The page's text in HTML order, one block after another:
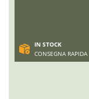
IN STOCK
CONSEGNA RAPIDA